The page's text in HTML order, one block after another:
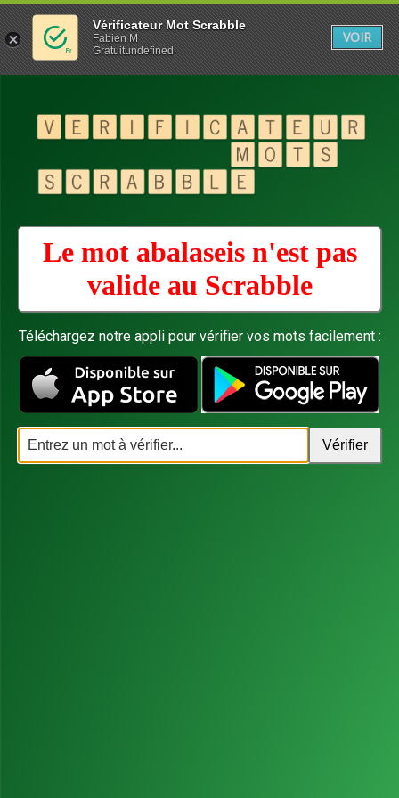
Le mot abalaseis n'est pas
valide au Scrabble
Téléchargez notre appli pour vérifier vos mots facilement :
Vérificateur Mot Scrabble
Fabien M
Gratuitundefined
VOIR